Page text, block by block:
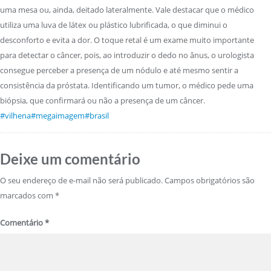
uma mesa ou, ainda, deitado lateralmente. Vale destacar que o médico
utiliza uma luva de látex ou plástico lubrificada, o que diminui o
desconforto e evita a dor. O toque retal é um exame muito importante
para detectar o câncer, pois, ao introduzir o dedo no ânus, o urologista
consegue perceber a presença de um nódulo e até mesmo sentir a
consistência da próstata. Identificando um tumor, o médico pede uma
biópsia, que confirmará ou não a presença de um câncer.
#vilhena#megaimagem#brasil
Deixe um comentário
O seu endereço de e-mail não será publicado.Campos obrigatórios são
marcados com *
Comentário*